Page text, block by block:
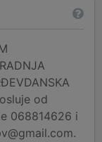
od
068814626 i